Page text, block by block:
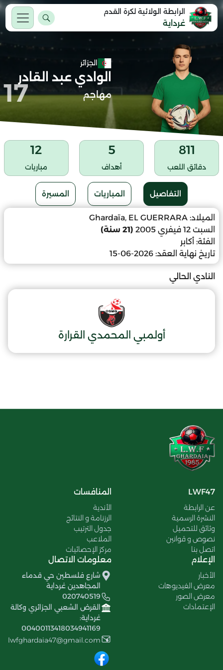
الرابطة الولائية لكرة القدم
غرداية
الجزائر
الوادي عبد القادر
مهاجم 17
811
دقائق اللعب
5
أهداف
12
مباريات
التفاصيل المباريات المسيرة
الميلاد: Ghardaïa, EL GUERRARA
السبت 12 فيفري 2005
(21 سنة)
الفئة: أكابر
تاريخ نهاية العقد: 2026-06-15
النادي الحالي
أولمبي المحمدي القرارة
LWF47
عن الرابطة
النشرة الرسمية
وثائق للتحميل
نصوص و قوانين
اتصل بنا
المنافسات
الأندية
الرزنامة و النتائج
جدول الترتيب
الملاعب
مركز الإحصائيات
الإعلام
الأخبار
معرض الفيديوهات
معرض الصور
الإعتمادات
معلومات الاتصال
شارع فلسطين حي قدماء
المجاهدين غرداية
020740519
القرض الشعبي الجزائري وكالة
غرداية:
00400113418034941169
lwfghardaia47@gmail.com